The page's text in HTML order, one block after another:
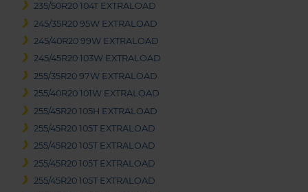
235/50R20 104T EXTRALOAD
245/35R20 95W EXTRALOAD
245/40R20 99W EXTRALOAD
245/45R20 103W EXTRALOAD
255/35R20 97W EXTRALOAD
255/40R20 101W EXTRALOAD
255/45R20 105H EXTRALOAD
255/45R20 105T EXTRALOAD
255/45R20 105T EXTRALOAD
255/45R20 105T EXTRALOAD
255/45R20 105T EXTRALOAD